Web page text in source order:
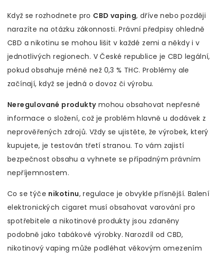
Když se rozhodnete pro CBD vaping, dříve nebo později
narazíte na otázku zákonnosti. Právní předpisy ohledně
CBD a nikotinu se mohou lišit v každé zemi a někdy i v
jednotlivých regionech. V České republice je CBD legální,
pokud obsahuje méně než 0,3 % THC. Problémy ale
začínají, když se jedná o dovoz či výrobu.
Neregulované produktymohou obsahovat nepřesné
informace o složení, což je problém hlavně u dodávek z
neprověřených zdrojů. Vždy se ujistěte, že výrobek, který
kupujete, je testován třetí stranou. To vám zajistí
bezpečnost obsahu a vyhnete se případným právním
nepříjemnostem.
Co se týče nikotinu, regulace je obvykle přísnější. Balení
elektronických cigaret musí obsahovat varování pro
spotřebitele a nikotinové produkty jsou zdaněny
podobně jako tabákové výrobky. Narozdíl od CBD,
nikotinový vaping může podléhat věkovým omezením